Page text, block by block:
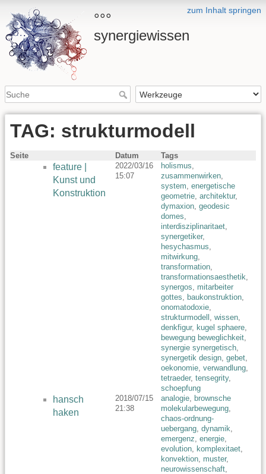
zum Inhalt springen
°°°
synergiewissen
TAG: strukturmodell
Seite Datum Tags
feature |
Kunst und
Konstruktion
2022/03/16
15:07
holismus,
zusammenwirken,
system, energetische
geometrie, architektur,
dymaxion, geodesic
domes,
interdisziplinaritaet,
synergetiker,
hesychasmus,
mitwirkung,
transformation,
transformationsaesthetik,
synergos, mitarbeiter
gottes, baukonstruktion,
onomatodoxie,
strukturmodell , wissen,
denkfigur, kugel sphaere,
bewegung beweglichkeit,
synergie synergetisch,
synergetik design, gebet,
oekonomie, verwandlung,
tetraeder, tensegrity,
schoepfung
hansch
haken
2018/07/15
21:38
analogie, brownsche
molekularbewegung,
chaos-ordnung-
uebergang, dynamik,
emergenz, energie,
evolution, komplexitaet,
konvektion, muster,
neurowissenschaft,